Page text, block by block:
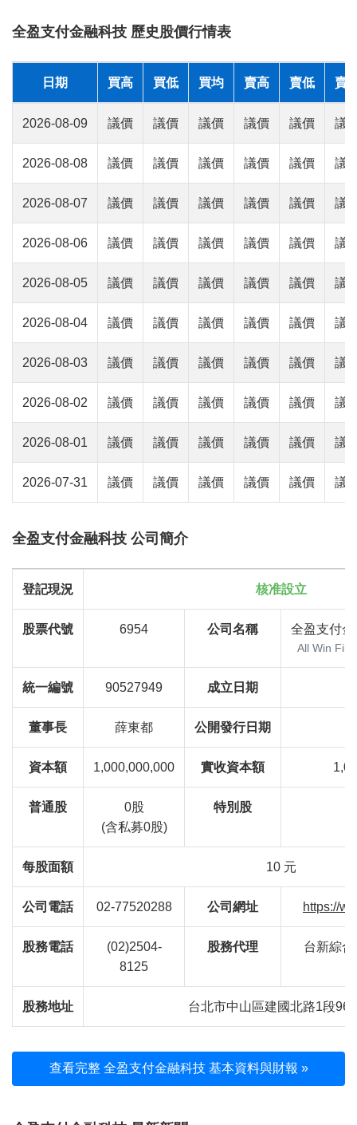
全盈支付金融科技 歷史股價行情表
日期 買高 買低 買均 賣高 賣低 賣
2026-08-09 議價 議價 議價 議價 議價 議
2026-08-08 議價 議價 議價 議價 議價 議
2026-08-07 議價 議價 議價 議價 議價 議
2026-08-06 議價 議價 議價 議價 議價 議
2026-08-05 議價 議價 議價 議價 議價 議
2026-08-04 議價 議價 議價 議價 議價 議
2026-08-03 議價 議價 議價 議價 議價 議
2026-08-02 議價 議價 議價 議價 議價 議
2026-08-01 議價 議價 議價 議價 議價 議
2026-07-31 議價 議價 議價 議價 議價 議
全盈支付金融科技 公司簡介
登記現況 核准設立
股票代號 6954 公司名稱 全盈支付
All Win
統一編號 90527949 成立日期
董事長 薛東都 公開發行日期
資本額 1,000,000,000 實收資本額
普通股
0股
(含私募0股)
特別股
每股面額 10 元
公司電話 02-77520288 公司網址 https://
股務電話
(02)2504-
8125
股務代理 台新綜
股務地址 台北市中山區建國北路1段96
查看完整 全盈支付金融科技 基本資料與財報 »